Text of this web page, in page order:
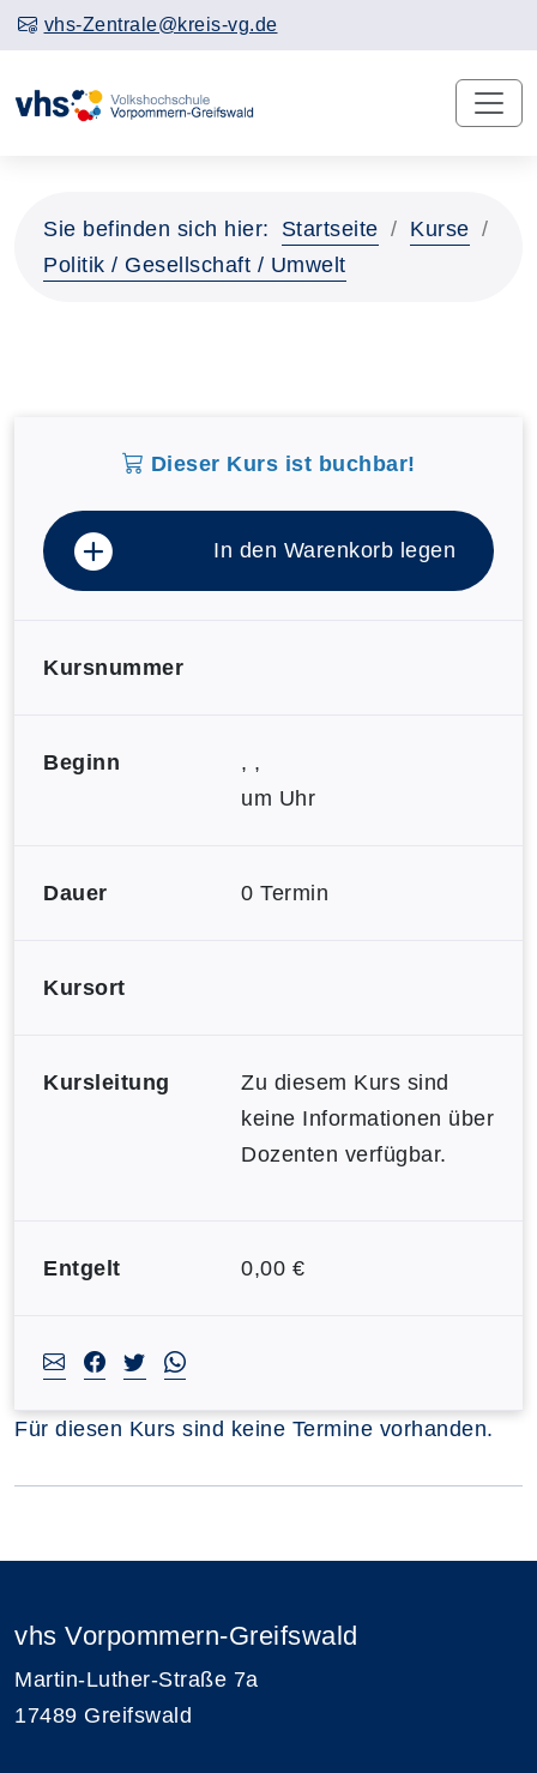
vhs-Zentrale@kreis-vg.de
Sie befinden sich hier: Startseite
Kurse
Politik / Gesellschaft / Umwelt
Dieser Kurs ist buchbar!
In den Warenkorb legen
Kursnummer
Beginn
, ,
um Uhr
Dauer 0 Termin
Kursort
Kursleitung
Zu diesem Kurs sind
keine Informationen über
Dozenten verfügbar.
Entgelt 0,00 €
Für diesen Kurs sind keine Termine vorhanden.
vhs Vorpommern-Greifswald
Martin-Luther-Straße 7a
17489 Greifswald